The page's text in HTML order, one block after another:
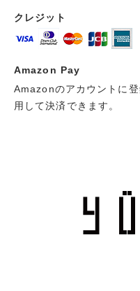
クレジット
Amazon Pay
Amazonのアカウントに
用して決済できます。